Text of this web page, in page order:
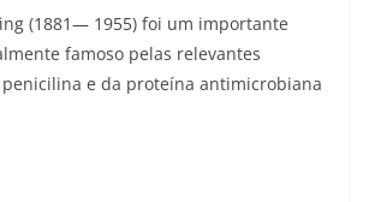
(1881— 1955) foi um importante
famoso pelas relevantes
e da proteína antimicrobiana